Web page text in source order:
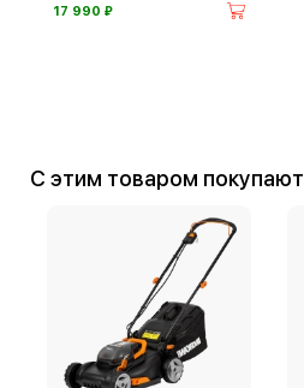
17 990 ⃏
С этим товаром покупают